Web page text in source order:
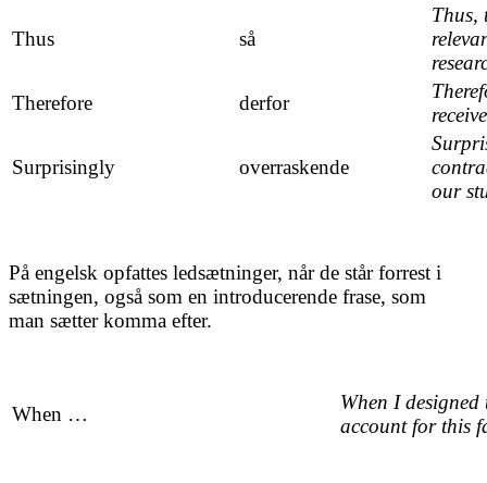
Thus så
Thus,
Therefore
derfor
Surprisingly overraskende
our
På engelsk opfattes ledsætninger, når de står forrest i
sætningen, også som en introducerende frase, som
man sætter komma efter.
When …
When I
account for this